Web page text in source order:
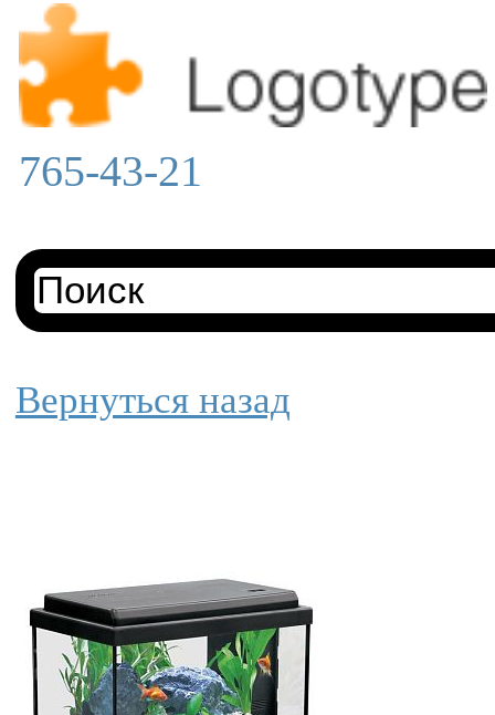
765-43-21
Вернуться назад